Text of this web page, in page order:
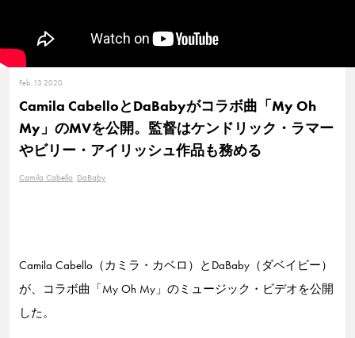
Feb. 13 2020
Camila CabelloとDaBabyがコラボ曲「My Oh
My」のMVを公開。監督はケンドリック・ラマー
やビリー・アイリッシュ作品も務める
Camila Cabello DaBaby
Camila Cabello（カミラ・カベロ）とDaBaby（ダベイビー）
が、コラボ曲「My Oh My」のミュージック・ビデオを公開
した。